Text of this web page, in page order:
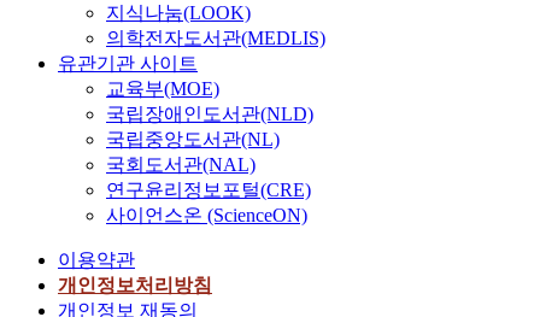
지식나눔(LOOK)
의학전자도서관(MEDLIS)
유관기관 사이트
교육부(MOE)
국립장애인도서관(NLD)
국립중앙도서관(NL)
국회도서관(NAL)
연구윤리정보포털(CRE)
사이언스온 (ScienceON)
이용약관
개인정보처리방침
개인정보 재동의